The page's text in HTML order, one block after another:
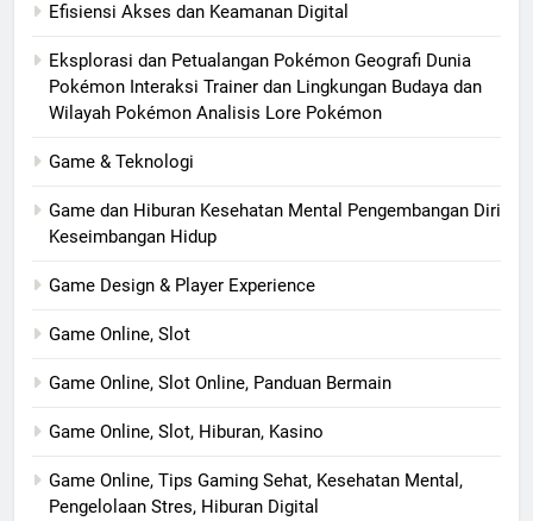
Efisiensi Akses dan Keamanan Digital
Eksplorasi dan Petualangan Pokémon Geografi Dunia
Pokémon Interaksi Trainer dan Lingkungan Budaya dan
Wilayah Pokémon Analisis Lore Pokémon
Game & Teknologi
Game dan Hiburan Kesehatan Mental Pengembangan Diri
Keseimbangan Hidup
Game Design & Player Experience
Game Online, Slot
Game Online, Slot Online, Panduan Bermain
Game Online, Slot, Hiburan, Kasino
Game Online, Tips Gaming Sehat, Kesehatan Mental,
Pengelolaan Stres, Hiburan Digital